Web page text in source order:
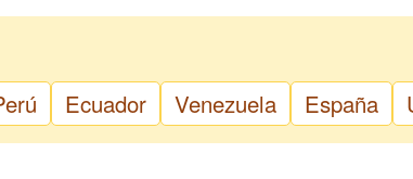
Ecuador Venezuela España